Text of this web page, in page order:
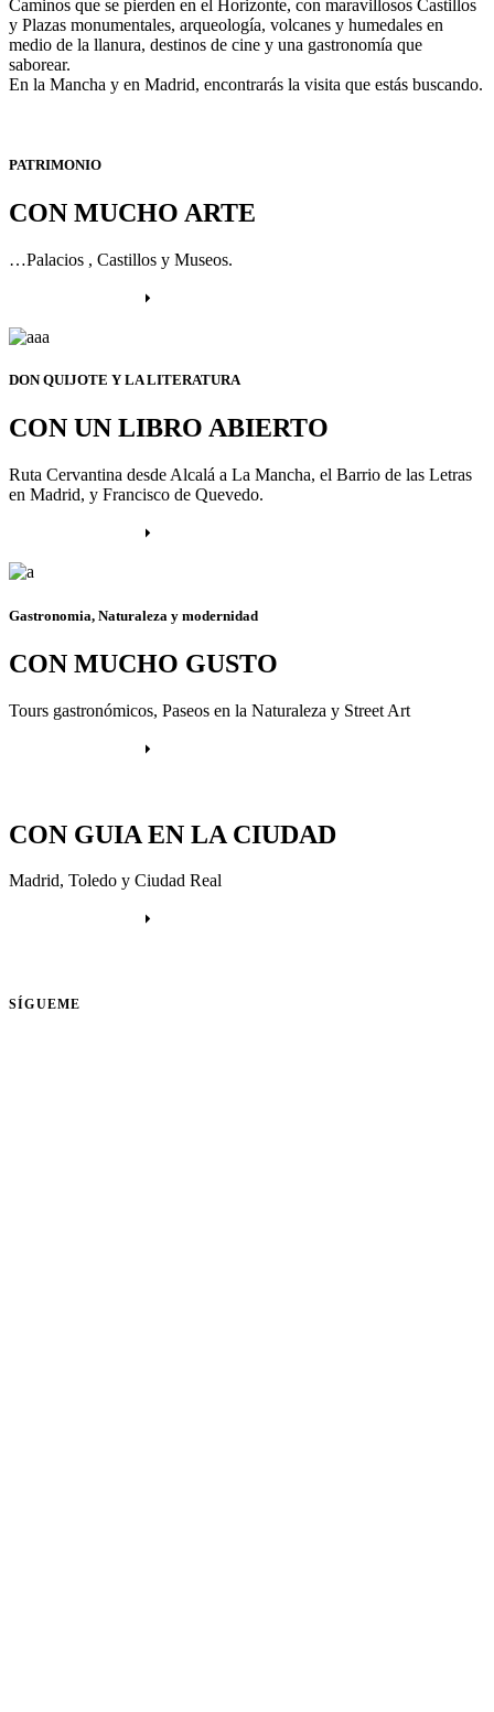
Caminos que se pierden en el Horizonte, con maravillosos Castillos
y Plazas monumentales, arqueología, volcanes y humedales en
medio de la llanura, destinos de cine y una gastronomía que
saborear.
En la Mancha y en Madrid, encontrarás la visita que estás buscando.
PATRIMONIO
CON MUCHO ARTE
…Palacios , Castillos y Museos.
DON QUIJOTE Y LA LITERATURA
CON UN LIBRO ABIERTO
Ruta Cervantina desde Alcalá a La Mancha, el Barrio de las Letras
en Madrid, y Francisco de Quevedo.
Gastronomia, Naturaleza y modernidad
CON MUCHO GUSTO
Tours gastronómicos, Paseos en la Naturaleza y Street Art
CON GUIA EN LA CIUDAD
Madrid, Toledo y Ciudad Real
SÍGUEME